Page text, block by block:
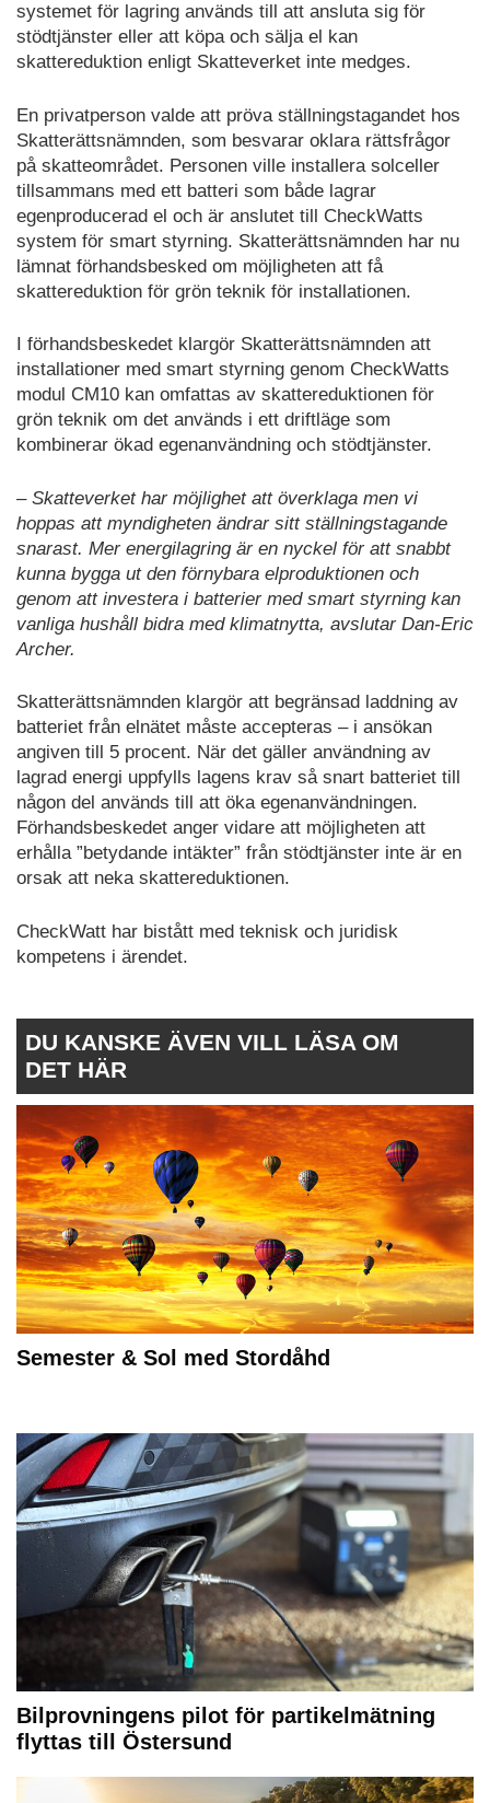
systemet för lagring används till att ansluta sig för
stödtjänster eller att köpa och sälja el kan
skattereduktion enligt Skatteverket inte medges.
En privatperson valde att pröva ställningstagandet hos
Skatterättsnämnden, som besvarar oklara rättsfrågor
på skatteområdet. Personen ville installera solceller
tillsammans med ett batteri som både lagrar
egenproducerad el och är anslutet till CheckWatts
system för smart styrning. Skatterättsnämnden har nu
lämnat förhandsbesked om möjligheten att få
skattereduktion för grön teknik för installationen.
I förhandsbeskedet klargör Skatterättsnämnden att
installationer med smart styrning genom CheckWatts
modul CM10 kan omfattas av skattereduktionen för
grön teknik om det används i ett driftläge som
kombinerar ökad egenanvändning och stödtjänster.
– Skatteverket har möjlighet att överklaga men vi
hoppas att myndigheten ändrar sitt ställningstagande
snarast. Mer energilagring är en nyckel för att snabbt
kunna bygga ut den förnybara elproduktionen och
genom att investera i batterier med smart styrning kan
vanliga hushåll bidra med klimatnytta, avslutar Dan-Eric
Archer.
Skatterättsnämnden klargör att begränsad laddning av
batteriet från elnätet måste accepteras – i ansökan
angiven till 5 procent. När det gäller användning av
lagrad energi uppfylls lagens krav så snart batteriet till
någon del används till att öka egenanvändningen.
Förhandsbeskedet anger vidare att möjligheten att
erhålla ”betydande intäkter” från stödtjänster inte är en
orsak att neka skattereduktionen.
CheckWatt har bistått med teknisk och juridisk
kompetens i ärendet.
DU KANSKE ÄVEN VILL LÄSA OM
DET HÄR
Semester & Sol med Stordåhd
Bilprovningens pilot för partikelmätning
flyttas till Östersund